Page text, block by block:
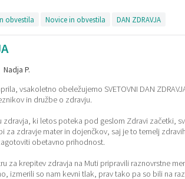
obvestila Novice in obvestila DAN ZDRAVJA
Nadja P.
vsakoletno obeležujemo SVETOVNI DAN
in družbe o zdravju.
zdravja, ki letos poteka pod geslom Zdravi začetki,
za zdravje mater in dojenčkov, saj je to temelj
obetavno prihodnost.
za krepitev zdravja na Muti pripravili raznovrstne
izmerili so nam kevni tlak, prav tako pa so bili na
kmetije